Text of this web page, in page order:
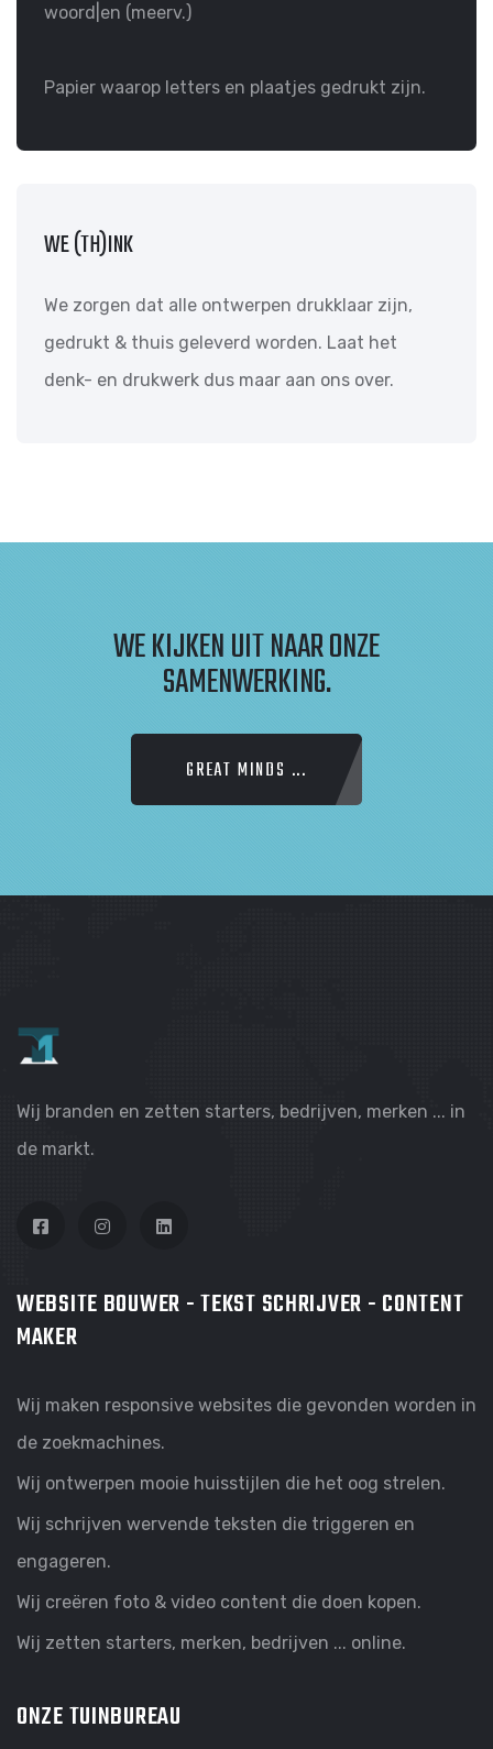
woord|en (meerv.)
Papier waarop letters en plaatjes gedrukt zijn.
WE (TH)INK
We zorgen dat alle ontwerpen drukklaar zijn,
gedrukt & thuis geleverd worden. Laat het
denk- en drukwerk dus maar aan ons over.
WE KIJKEN UIT NAAR ONZE
SAMENWERKING.
GREAT MINDS ...
Wij branden en zetten starters, bedrijven, merken ... in
de markt.
WEBSITE BOUWER - TEKST SCHRIJVER - CONTENT
MAKER
Wij maken responsive websites die gevonden worden in
de zoekmachines.
Wij ontwerpen mooie huisstijlen die het oog strelen.
Wij schrijven wervende teksten die triggeren en
engageren.
Wij creëren foto & video content die doen kopen.
Wij zetten starters, merken, bedrijven ... online.
ONZE TUINBUREAU